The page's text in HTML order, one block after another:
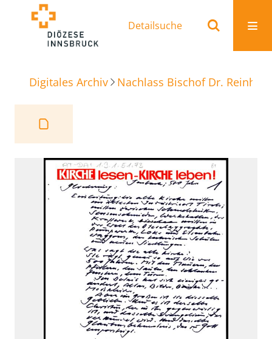
Detailsuche
Digitales Archiv Nachlass Bischof Dr.